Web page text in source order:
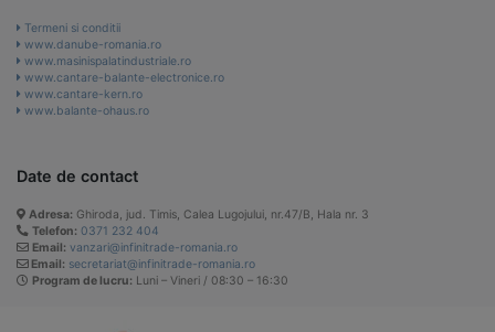
Termeni si conditii
www.danube-romania.ro
www.masinispalatindustriale.ro
www.cantare-balante-electronice.ro
www.cantare-kern.ro
www.balante-ohaus.ro
Date de contact
Adresa: Ghiroda, jud. Timis, Calea Lugojului, nr.47/B, Hala nr. 3
Telefon: 0371 232 404
Email: vanzari@infinitrade-romania.ro
Email: secretariat@infinitrade-romania.ro
Program de lucru: Luni – Vineri / 08:30 – 16:30